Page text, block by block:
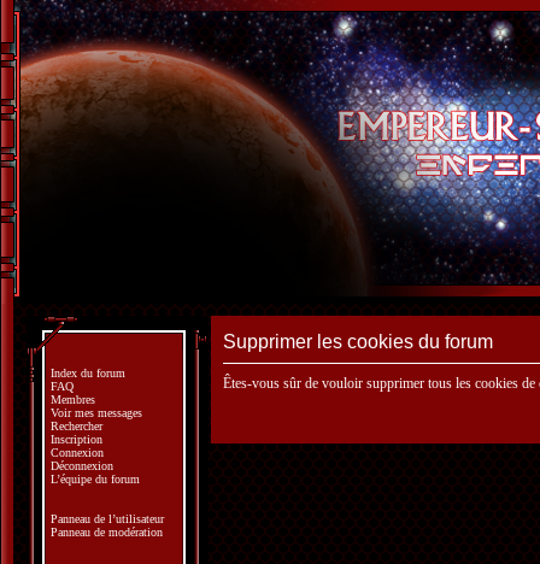
Supprimer les cookies du forum
Êtes-vous sûr de vouloir supprimer tous les cookies de
Index du forum
FAQ
Membres
Voir mes messages
Rechercher
Inscription
Connexion
Déconnexion
L’équipe du forum
Panneau de l’utilisateur
Panneau de modération